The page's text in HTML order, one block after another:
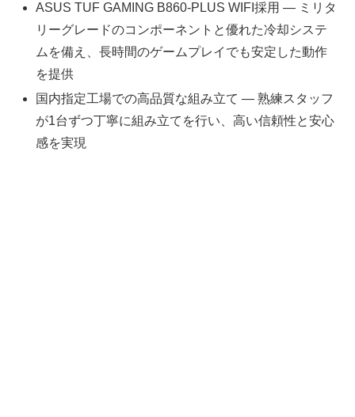
ASUS TUF GAMING B860-PLUS WIFI採用 — ミリタ
リーグレードのコンポーネントと優れた冷却システ
ムを備え、長時間のゲームプレイでも安定した動作
を提供
国内指定工場での高品質な組み立て — 熟練スタッフ
が1台ずつ丁寧に組み立てを行い、高い信頼性と安心
感を実現